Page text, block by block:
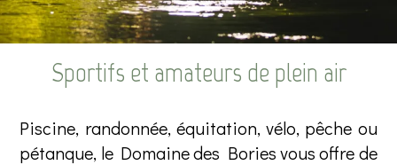
Sportifs et amateurs de plein air
Piscine, randonnée, équitation, vélo, pêche ou
pétanque, le Domaine des Bories vous offre de